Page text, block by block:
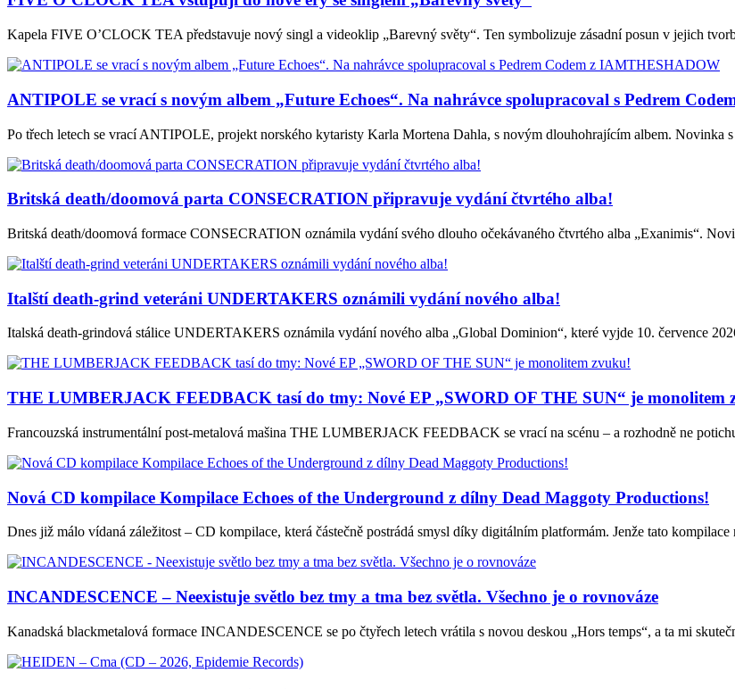
Kapela FIVE O’CLOCK TEA představuje nový singl a videoklip „Barevný světy“. Ten symbolizuje zásadní posun v jejich
ANTIPOLE se vrací s novým albem „Future Echoes“. Na nahrávce spolupracoval s Pedrem
Po třech letech se vrací ANTIPOLE, projekt norského kytaristy Karla Mortena Dahla, s novým dlouhohrajícím albem. Novinka
Britská death/doomová parta CONSECRATION připravuje vydání čtvrtého alba!
Britská death/doomová formace CONSECRATION oznámila vydání svého dlouho očekávaného čtvrtého alba „Exanimis“.
Italští death-grind veteráni UNDERTAKERS oznámili vydání nového alba!
Italská death-grindová stálice UNDERTAKERS oznámila vydání nového alba „Global Dominion“, které vyjde 10. července
THE LUMBERJACK FEEDBACK tasí do tmy: Nové EP „SWORD OF THE SUN“ je monolitem
Francouzská instrumentální post-metalová mašina THE LUMBERJACK FEEDBACK se vrací na scénu – a rozhodně ne
Nová CD kompilace Kompilace Echoes of the Underground z dílny Dead Maggoty Productions!
Dnes již málo vídaná záležitost – CD kompilace, která částečně postrádá smysl díky digitálním platformám. Jenže tato
INCANDESCENCE – Neexistuje světlo bez tmy a tma bez světla. Všechno je o rovnováze
Kanadská blackmetalová formace INCANDESCENCE se po čtyřech letech vrátila s novou deskou „Hors temps“, a ta mi